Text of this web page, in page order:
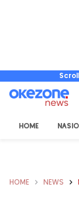
HOME
HOME NEWS